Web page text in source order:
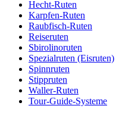
Hecht-Ruten
Karpfen-Ruten
Raubfisch-Ruten
Reiseruten
Sbirolinoruten
Spezialruten (Eisruten)
Spinnruten
Stippruten
Waller-Ruten
Tour-Guide-Systeme